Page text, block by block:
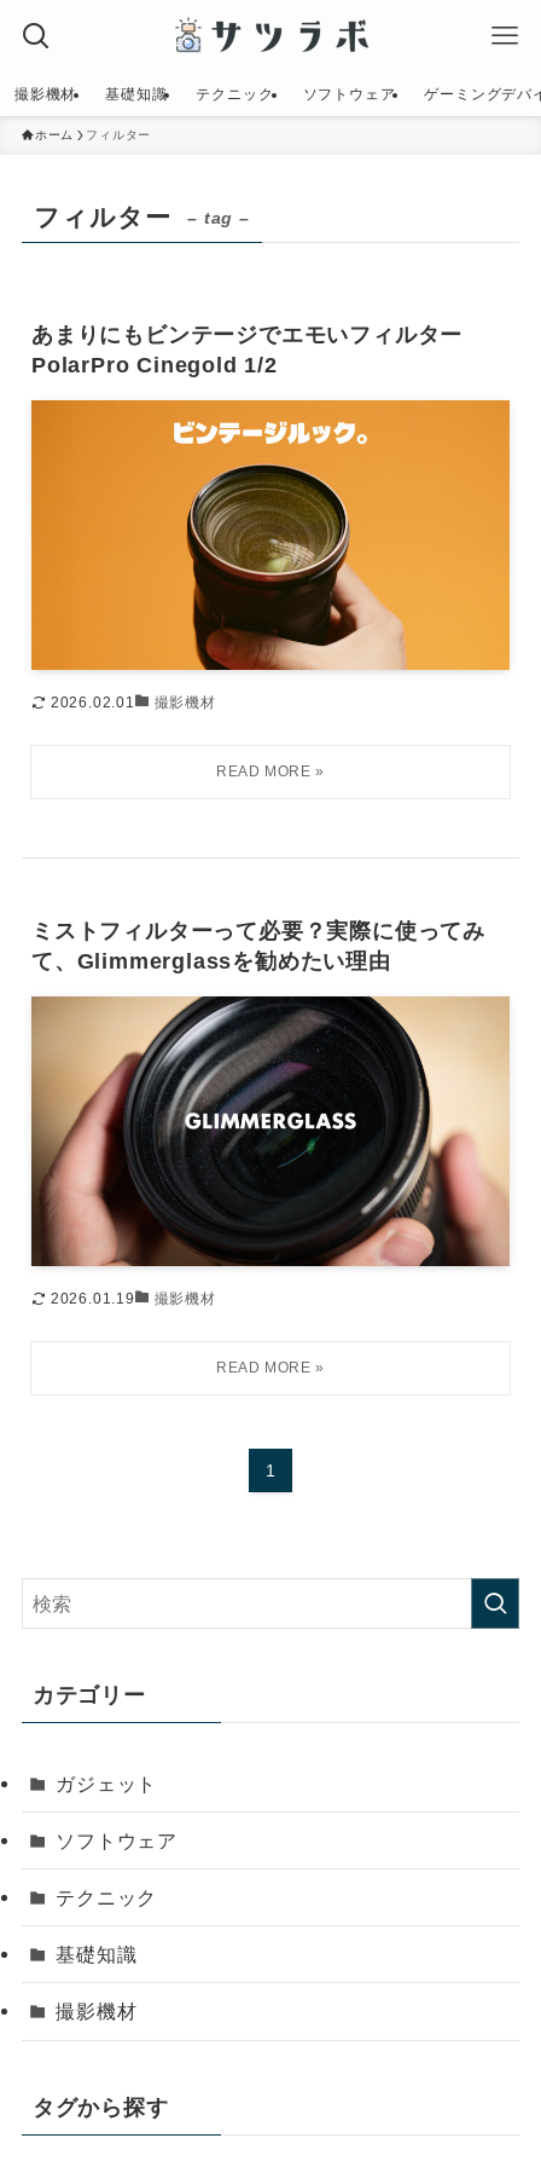
撮影機材 基礎知識 テクニック ソフトウェア ゲーミングデバ
ホーム フィルター
フィルター – tag –
あまりにもビンテージでエモいフィルター
PolarPro Cinegold 1/2
2026.02.01 撮影機材
ミストフィルターって必要？実際に使ってみ
て、Glimmerglassを勧めたい理由
2026.01.19 撮影機材
1
カテゴリー
ガジェット
ソフトウェア
テクニック
基礎知識
撮影機材
タグから探す